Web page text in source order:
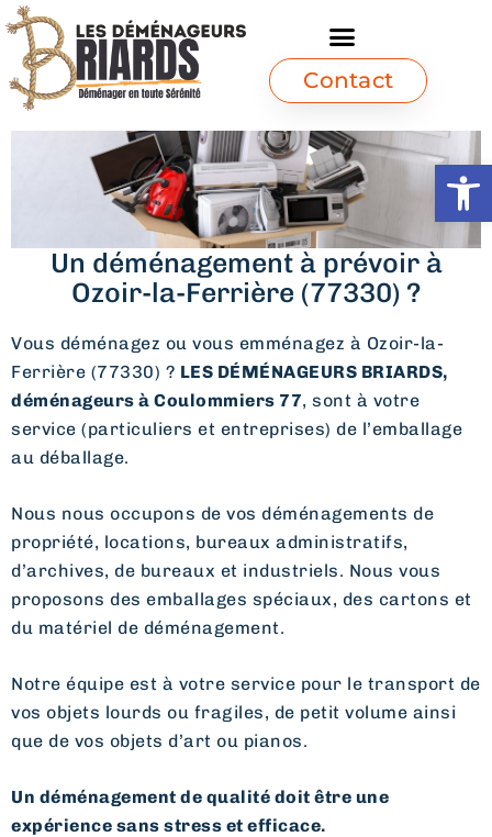
Ouvrir
Contact
Un déménagement à prévoir à
Ozoir-la-Ferrière (77330) ?
Vous déménagez ou vous emménagez à Ozoir-la-
Ferrière (77330) ? LES DÉMÉNAGEURS BRIARDS,
déménageurs à Coulommiers 77, sont à votre
service (particuliers et entreprises) de l’emballage
au déballage.
Nous nous occupons de vos déménagements de
propriété, locations, bureaux administratifs,
d’archives, de bureaux et industriels. Nous vous
proposons des emballages spéciaux, des cartons et
du matériel de déménagement.
Notre équipe est à votre service pour le transport de
vos objets lourds ou fragiles, de petit volume ainsi
que de vos objets d’art ou pianos.
Un déménagement de qualité doit être une
expérience sans stress et efficace.